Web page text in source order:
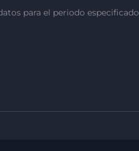
para el periodo especificado